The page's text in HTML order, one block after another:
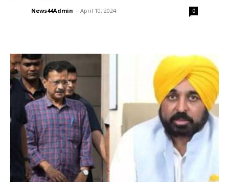
News44Admin - April 10, 2024 0